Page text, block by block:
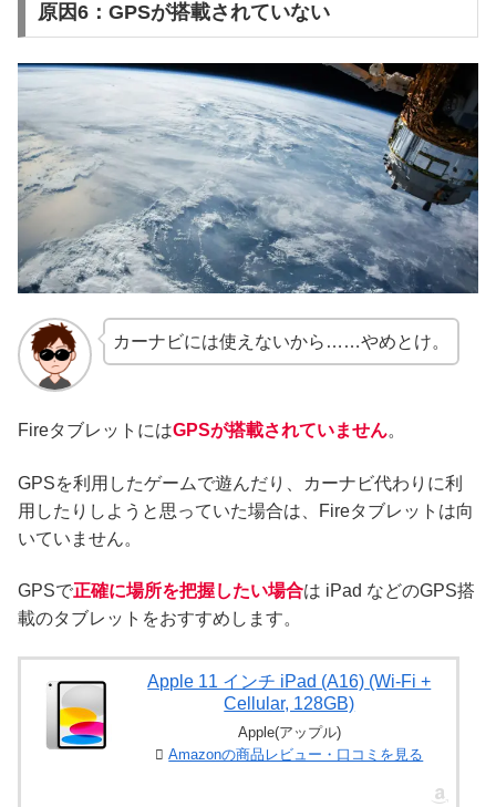
原因6：GPSが搭載されていない
カーナビには使えないから……やめとけ。
FireタブレットにはGPSが搭載されていません。
GPSを利用したゲームで遊んだり、カーナビ代わりに利
用したりしようと思っていた場合は、Fireタブレットは向
いていません。
GPSで正確に場所を把握したい場合は iPad などのGPS搭
載のタブレットをおすすめします。
Apple 11 インチ iPad (A16) (Wi-Fi +
Cellular, 128GB)
Apple(アップル)
Amazonの商品レビュー・口コミを見る